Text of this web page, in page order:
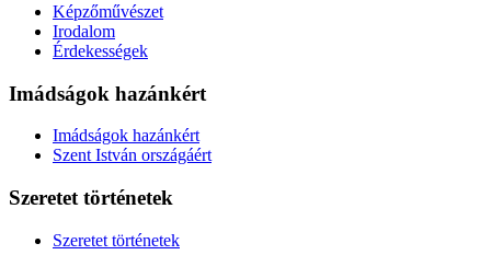
Képzőművészet
Irodalom
Érdekességek
Imádságok hazánkért
Imádságok hazánkért
Szent István országáért
Szeretet történetek
Szeretet történetek